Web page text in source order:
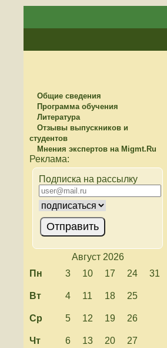
Общие сведения
Программа обучения
Литература
Отзывы выпускников и
студентов
Мнения экспертов на Migmt.Ru
Подписка на рассылку
Август 2026
Пн
3 10 17 24 31
Вт 4 11 18 25
Ср 5 12 19 26
Чт 6 13 20 27